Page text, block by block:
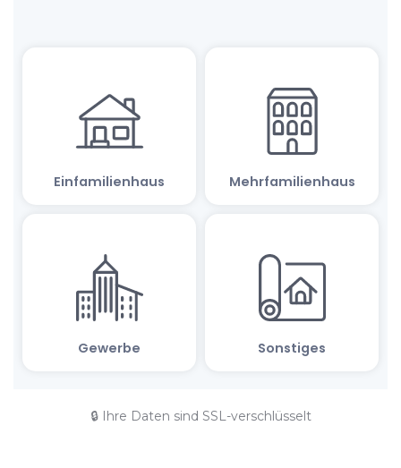
🔒 Ihre Daten sind SSL-verschlüsselt